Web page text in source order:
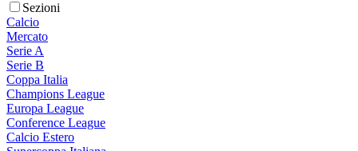
Sezioni
Calcio
Mercato
Serie A
Serie B
Coppa Italia
Champions League
Europa League
Conference League
Calcio Estero